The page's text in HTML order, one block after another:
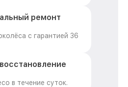
ремонт
с гарантией 36
в течение суток.